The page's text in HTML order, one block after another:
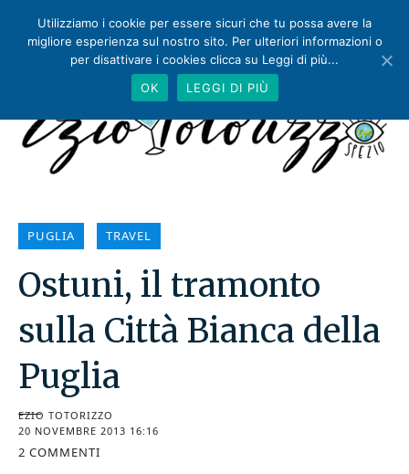
PUGLIA TRAVEL
Ostuni, il tramonto
sulla Città Bianca della
Puglia
EZIO TOTORIZZO
20 NOVEMBRE 2013 16:16
2 COMMENTI
Utilizziamo i cookie per essere sicuri che tu possa avere la
migliore esperienza sul nostro sito. Per ulteriori informazioni o
per disattivare i cookies clicca su Leggi di più...
OK
LEGGI DI PIÙ